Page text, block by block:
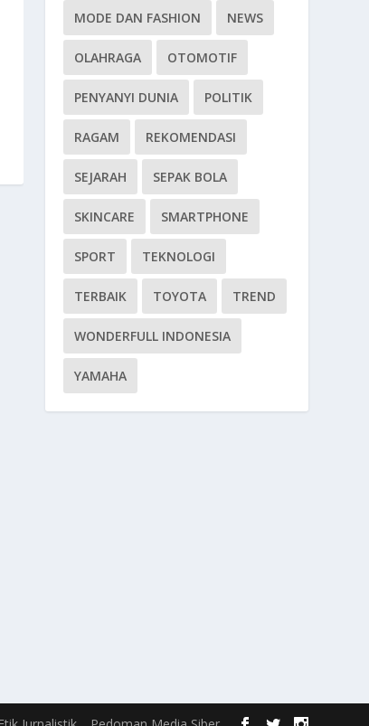
MODE DAN FASHION NEWS
OLAHRAGA OTOMOTIF
PENYANYI DUNIA POLITIK
RAGAM REKOMENDASI
SEJARAH SEPAK BOLA
SKINCARE SMARTPHONE
SPORT TEKNOLOGI
TERBAIK TOYOTA TREND
WONDERFULL INDONESIA
YAMAHA